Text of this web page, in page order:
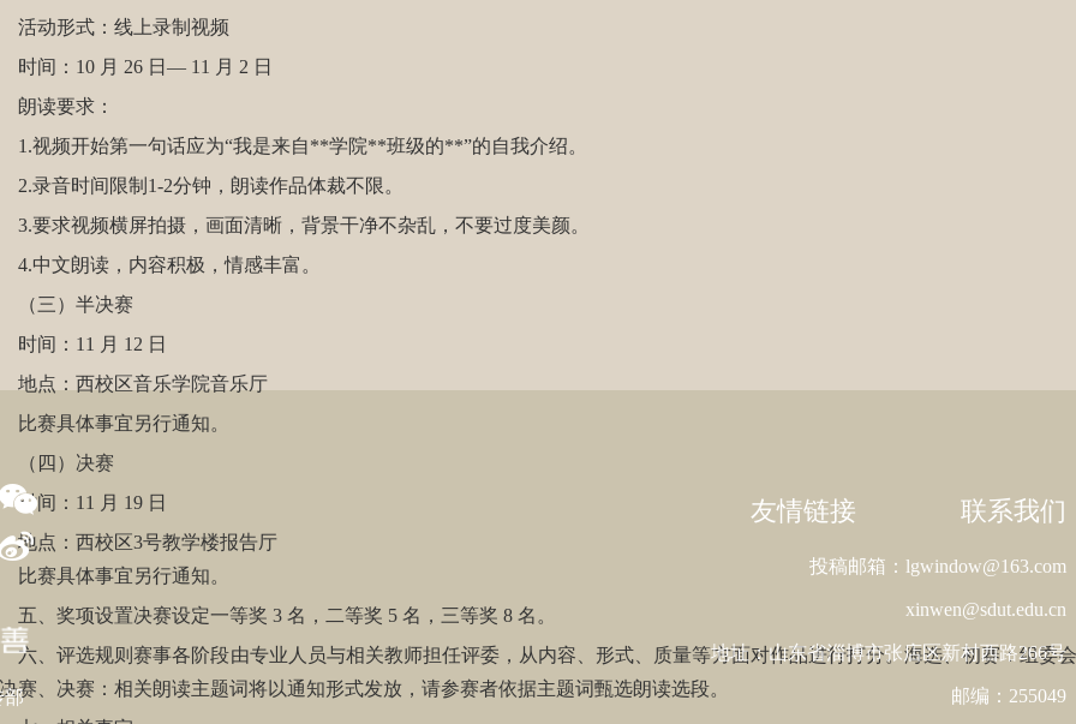
形式：线上录制视频
：10 月 26 日— 11 月 2 日
读要求：
频开始第一句话应为“我是来自**学院**班级的**”的自我介绍。
音时间限制1-2分钟，朗读作品体裁不限。
求视频横屏拍摄，画面清晰，背景干净不杂乱，不要过度美颜。
文朗读，内容积极，情感丰富。
三）半决赛
：11 月 12 日
：西校区音乐学院音乐厅
具体事宜另行通知。
四）决赛
：11 月 19 日
：西校区3号教学楼报告厅
具体事宜另行通知。
奖项设置决赛设定一等奖 3 名，二等奖 5 名，三等奖 8 名。
评选规则赛事各阶段由专业人员与相关教师担任评委，从内容、形式、质量等方面对作品进行打分。海选、初赛：组委
赛、决赛：相关朗读主题词将以通知形式发放，请参赛者依据主题词甄选朗读选段。
部
友情链接 联系我们
投稿邮箱：lgwindow@163.com
xinwen@sdut.edu.cn
地址：山东省淄博市张店区新村西路266号
邮编：255049